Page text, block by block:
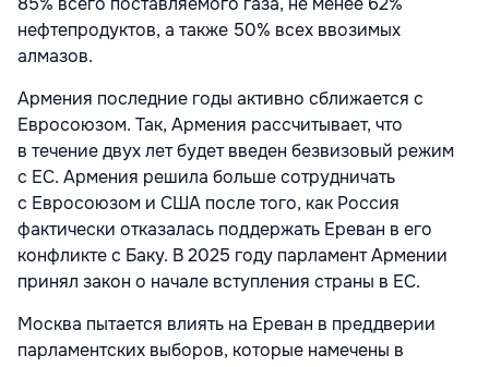
нефтепродуктов, а также 50% всех ввозимых
алмазов.
Армения последние годы активно сближается с
Евросоюзом. Так, Армения рассчитывает, что
в течение двух лет будет введен безвизовый режим
с ЕС. Армения решила больше сотрудничать
с Евросоюзом и США после того, как Россия
фактически отказалась поддержать Ереван в его
конфликте с Баку. В 2025 году парламент Армении
принял закон о начале вступления страны в ЕС.
Москва пытается влиять на Ереван в преддверии
парламентских выборов, которые намечены в